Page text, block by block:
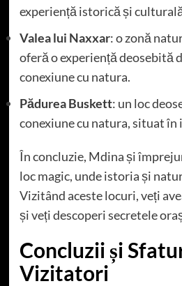
experiență istorică și
Valea lui Naxxar: o zonă
oferă o experiență deosebită
conexiune cu natura.
Pădurea Buskett: un loc
conexiune cu natura, situat
În concluzie, Mdina și
loc magic, unde istoria și
Vizitând aceste locuri, veți
și veți descoperi secretele
Concluzii și
Vizitatori